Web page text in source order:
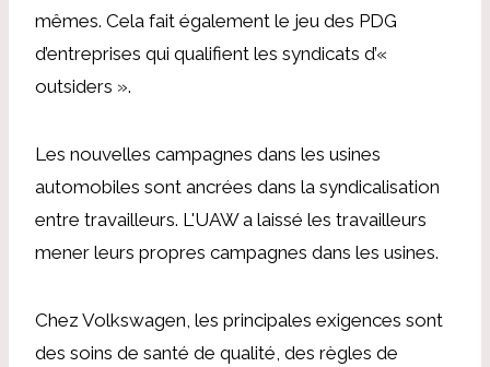
mêmes. Cela fait également le jeu des PDG
d’entreprises qui qualifient les syndicats d’«
outsiders ».
Les nouvelles campagnes dans les usines
automobiles sont ancrées dans la syndicalisation
entre travailleurs. L'UAW a laissé les travailleurs
mener leurs propres campagnes dans les usines.
Chez Volkswagen, les principales exigences sont
des soins de santé de qualité, des règles de